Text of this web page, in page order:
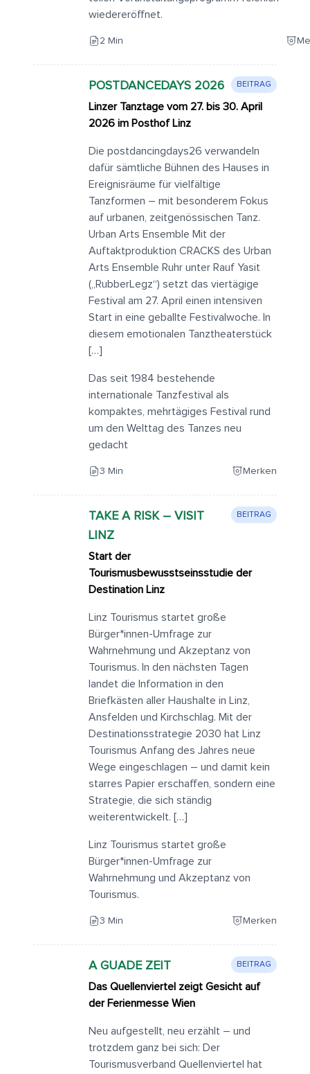
wiedereröffnet.
2 Min
POSTDANCEDAYS 2026 BEITRAG
Linzer Tanztage vom 27. bis 30. April
2026 im Posthof Linz
Die postdancingdays26 verwandeln
dafür sämtliche Bühnen des Hauses in
Ereignisräume für vielfältige
Tanzformen – mit besonderem Fokus
auf urbanen, zeitgenössischen Tanz.
Urban Arts Ensemble Mit der
Auftaktproduktion CRACKS des Urban
Arts Ensemble Ruhr unter Rauf Yasit
(„RubberLegz“) setzt das viertägige
Festival am 27. April einen intensiven
Start in eine geballte Festivalwoche. In
diesem emotionalen Tanztheaterstück
[…]
Das seit 1984 bestehende
internationale Tanzfestival als
kompaktes, mehrtägiges Festival rund
um den Welttag des Tanzes neu
gedacht
3 Min Merken
TAKE A RISK – VISIT
LINZ
BEITRAG
Start der
Tourismusbewusstseinsstudie der
Destination Linz
Linz Tourismus startet große
Bürger*innen-Umfrage zur
Wahrnehmung und Akzeptanz von
Tourismus. In den nächsten Tagen
landet die Information in den
Briefkästen aller Haushalte in Linz,
Ansfelden und Kirchschlag. Mit der
Destinationsstrategie 2030 hat Linz
Tourismus Anfang des Jahres neue
Wege eingeschlagen – und damit kein
starres Papier erschaffen, sondern eine
Strategie, die sich ständig
weiterentwickelt. […]
Linz Tourismus startet große
Bürger*innen-Umfrage zur
Wahrnehmung und Akzeptanz von
Tourismus.
3 Min Merken
A GUADE ZEIT BEITRAG
Das Quellenviertel zeigt Gesicht auf
der Ferienmesse Wien
Neu aufgestellt, neu erzählt – und
trotzdem ganz bei sich: Der
Tourismusverband Quellenviertel hat